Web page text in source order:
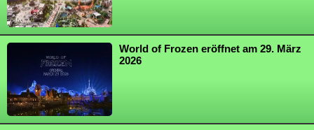
World of Frozen eröffnet am 29. März
2026